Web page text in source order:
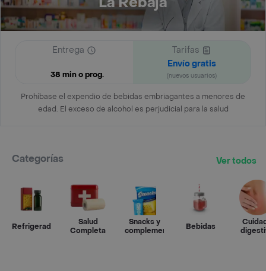
Entrega
38 min o prog.
Tarifas
Envío gratis
(nuevos usuarios)
Prohíbase el expendio de bebidas embriagantes a menores de
edad. El exceso de alcohol es perjudicial para la salud
Categorías Ver todos
Refrigerados
Salud
Completa
Snacks y
complementos
Bebidas